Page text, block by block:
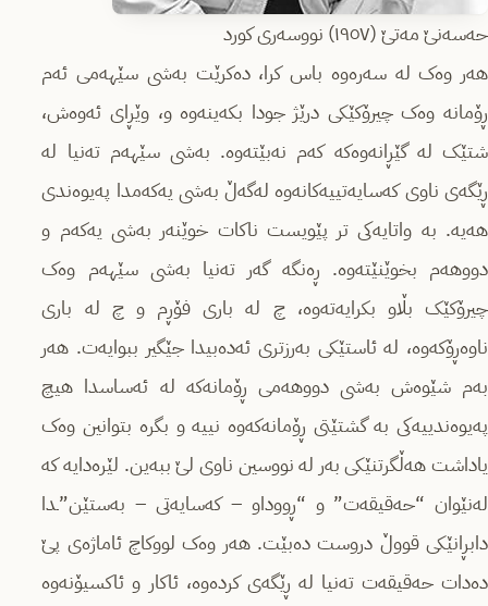
حەسەنێ مەتێ (١٩٥٧) نووسەری کورد
هەر وەک لە سەرەوە باس کرا، دەکرێت بەشی سێهەمی ئەم
ڕۆمانە وەک چیرۆکێکی درێژ جودا بکەینەوە و، وێڕای ئەوەش،
شتێک لە گێڕانەوەکە کەم نەبێتەوە. بەشی سێهەم تەنیا لە
ڕێگەی ناوی کەسایەتییەکانەوە لەگەڵ بەشی یەکەمدا پەیوەندی
هەیە. بە واتایەکی تر پێویست ناکات خوێنەر بەشی یەکەم و
دووهەم بخوێنێتەوە. ڕەنگە گەر تەنیا بەشی سێهەم وەک
چیرۆکێک بڵاو بکرایەتەوە، چ لە باری فۆڕم و چ لە باری
ناوەڕۆکەوە، لە ئاستێکی بەرزتری ئەدەبیدا جێگیر ببوایەت. هەر
بەم شێوەش بەشی دووهەمی ڕۆمانەکە لە ئەساسدا هیچ
پەیوەندییەکی بە گشتێتی ڕۆمانەکەوە نییە و بگرە بتوانین وەک
یاداشت هەڵگرتنێکی بەر لە نووسین ناوی لێ ببەین. لێرەدایە کە
لەنێوان “حەقیقەت” و “ڕووداو – کەسایەتی – بەستێن”ـدا
دابڕانێکی قووڵ دروست دەبێت. هەر وەک لووکاچ ئاماژەی پێ
دەدات حەقیقەت تەنیا لە ڕێگەی کردەوە، ئاکار و ئاکسیۆنەوە